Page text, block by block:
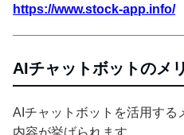
https://www.stock-app.info/
AIチャットボットのメ
AIチャットボットを活用する